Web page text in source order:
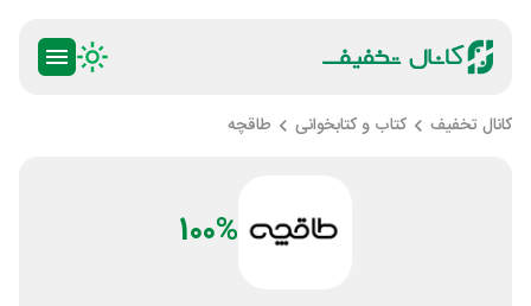
کانال تخفیف کتاب و کتابخوانی طاقچه
100%